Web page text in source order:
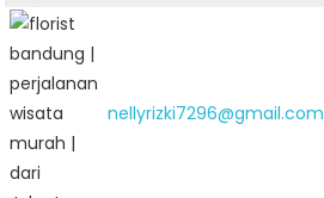
nellyrizki7296@gmail.com